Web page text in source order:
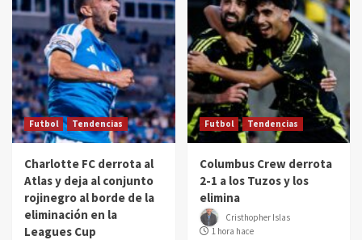
Futbol Tendencias
Charlotte FC derrota al
Atlas y deja al conjunto
rojinegro al borde de la
eliminación en la
Leagues Cup
Futbol Tendencias
Columbus Crew derrota
2-1 a los Tuzos y los
elimina
Cristhopher Islas
1 hora hace